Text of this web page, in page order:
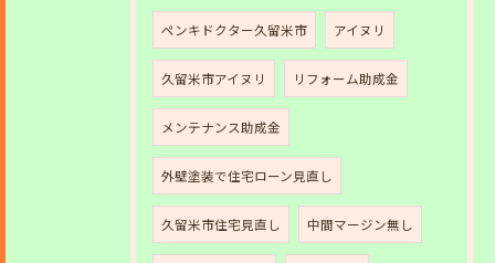
ペンキドクター久留米市 アイヌリ
久留米市アイヌリ リフォーム助成金
メンテナンス助成金
外壁塗装で住宅ローン見直し
久留米市住宅見直し 中間マージン無し